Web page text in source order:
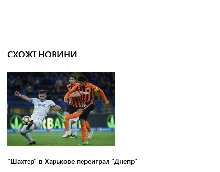
СХОЖІ НОВИНИ
"Шахтер" в Харькове переиграл "Днепр"